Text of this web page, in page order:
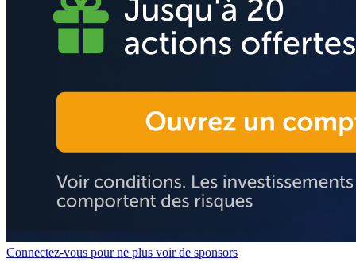
Connectez-vous pour ne plus voir de sponsors